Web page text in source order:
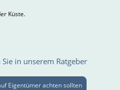
Küste.
in unserem Ratgeber
Eigentümer achten sollten